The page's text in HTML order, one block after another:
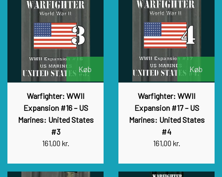
Køb
Warfighter: WWII
Expansion #16 – US
Marines: United States
#3
161,00 kr.
Køb
Warfighter: WWII
Expansion #17 – US
Marines: United States
#4
161,00 kr.